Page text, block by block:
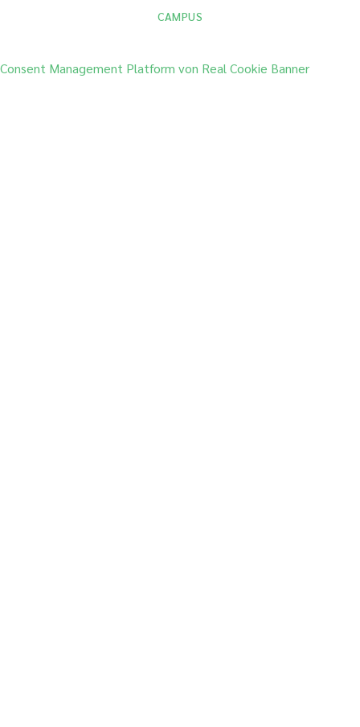
CAMPUS
Consent Management Platform von Real Cookie Banner